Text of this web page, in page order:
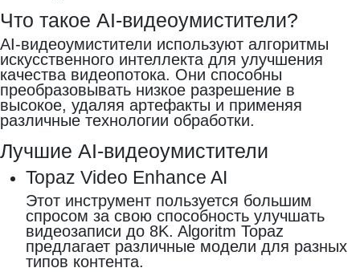
Что такое AI-видеоумистители?
AI-видеоумистители используют алгоритмы
искусственного интеллекта для улучшения
качества видеопотока. Они способны
преобразовывать низкое разрешение в
высокое, удаляя артефакты и применяя
различные технологии обработки.
Лучшие AI-видеоумистители
Topaz Video Enhance AI
Этот инструмент пользуется большим
спросом за свою способность улучшать
видеозаписи до 8K. Algoritm Topaz
предлагает различные модели для разных
типов контента.